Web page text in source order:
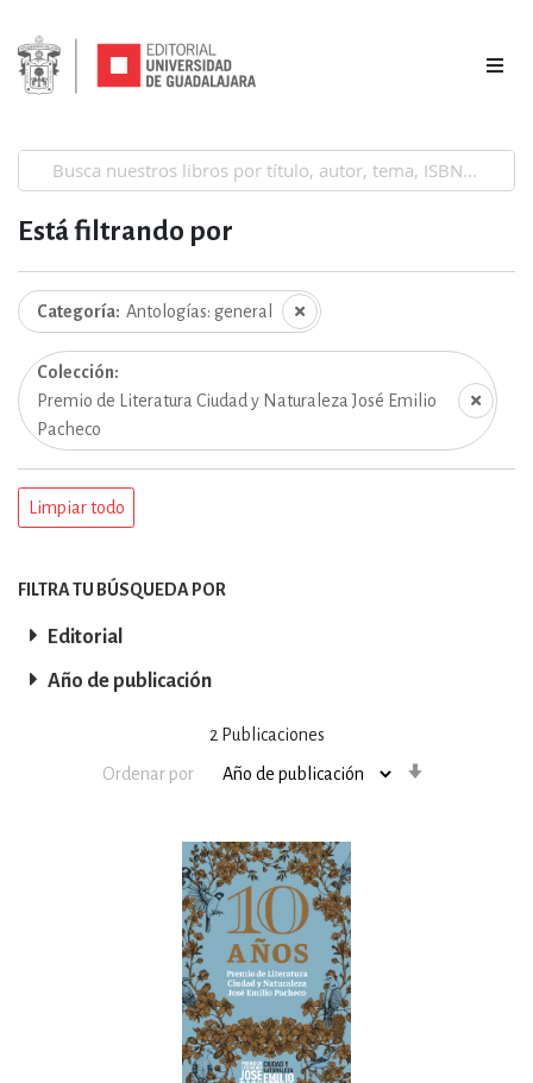
2 Publicaciones
Ordenar por
Está filtrando por
Categoría Antologías: general
Colección
Premio de Literatura Ciudad y Naturaleza José Emilio
Pacheco
Limpiar todo
FILTRA TU BÚSQUEDA POR
Editorial
Año de publicación